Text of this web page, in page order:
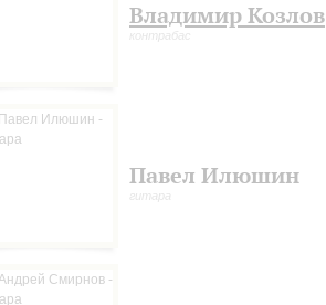
Владимир Козлов
контрабас
Павел Илюшин
гитара